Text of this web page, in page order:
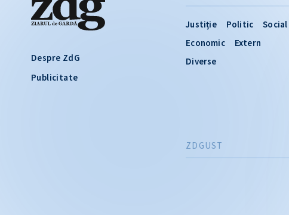
Despre ZdG
Publicitate
Justiție Politic
Social
Economic
Extern
Diverse
ZDGUST